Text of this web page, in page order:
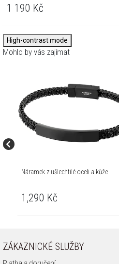
1 190 Kč
High-contrast mode
Mohlo by vás zajímat
Náramek z ušlechtilé oceli a kůže
1,290 Kč
ZÁKAZNICKÉ SLUŽBY